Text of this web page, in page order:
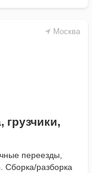
Москва
переезды,
Сборка/разборка